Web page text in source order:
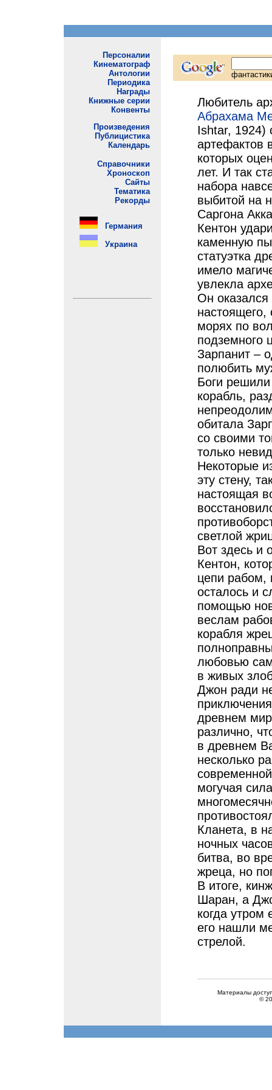
Любитель
Абрахама
Ishtar, 1924)
артефактов
которых
лет. И так
набора
выбитой на
Саргона
Кентон
каменную
статуэтка
имело
увлекла
Он оказался
настоящего,
морях по
подземного
Зарпанит –
полюбить
Боги
корабль,
обитала
со своими
только
Некоторые
эту стену,
настоящая
светлой
Вот здесь и
Кентон,
цепи рабом,
осталось и
помощью
веслам
корабля
любовью
в живых
Джон ради
древнем
различно,
в древнем
несколько
могучая
Кланета, в
ночных
битва, во
жреца, но
В итоге,
Шаран, а
когда утром
его нашли
стрелой.